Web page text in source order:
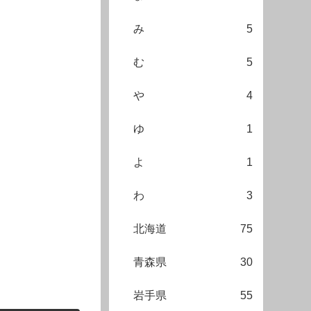
み 5
む 5
や 4
ゆ 1
よ 1
わ 3
北海道 75
青森県 30
岩手県 55